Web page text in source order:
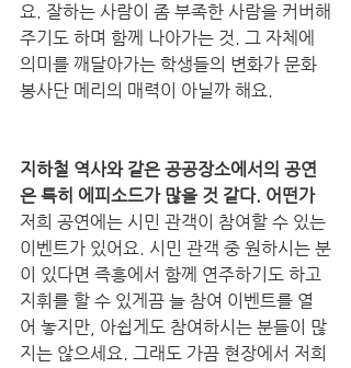
요. 잘하는 사람이 좀 부족한 사람을 커버해
주기도 하며 함께 나아가는 것. 그 자체에
의미를 깨달아가는 학생들의 변화가 문화
봉사단 메리의 매력이 아닐까 해요.
지하철 역사와 같은 공공장소에서의 공연
은 특히 에피소드가 많을 것 같다. 어떤가
저희 공연에는 시민 관객이 참여할 수 있는
이벤트가 있어요. 시민 관객 중 원하시는 분
이 있다면 즉흥에서 함께 연주하기도 하고
지휘를 할 수 있게끔 늘 참여 이벤트를 열
어 놓지만, 아쉽게도 참여하시는 분들이 많
지는 않으세요. 그래도 가끔 현장에서 저희